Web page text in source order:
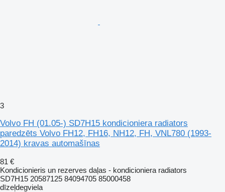
3
Volvo FH (01.05-) SD7H15 kondicioniera radiators
paredzēts Volvo FH12, FH16, NH12, FH, VNL780 (1993-
2014) kravas automašīnas
81 €
Kondicionieris un rezerves daļas - kondicioniera radiators
SD7H15 20587125 84094705 85000458
dīzeļdegviela